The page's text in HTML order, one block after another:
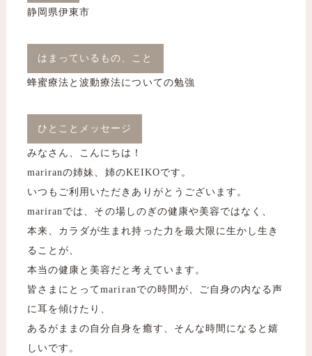
静岡県伊東市
はまっているもの、こと
蜂蜜療法と波動療法についての勉強
ひとことメッセージ
みなさん、こんにちは！
mariranの姉妹、姉のKEIKOです。
いつもご利用いただきありがとうございます。
mariranでは、その場しのぎの健康や美容ではなく、
本来、カラダが生まれ持った力を最大限に生かし生き
ることが、
本当の健康と美容だと考えています。
皆さまにとってmariranでの時間が、ご自身の内なる声
に耳を傾けたり、
あるがままの自分自身を癒す、そんな時間になると嬉
しいです。